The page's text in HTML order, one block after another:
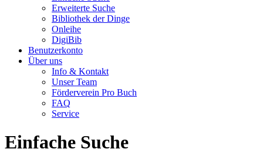
Erweiterte Suche
Bibliothek der Dinge
Onleihe
DigiBib
Benutzerkonto
Über uns
Info & Kontakt
Unser Team
Förderverein Pro Buch
FAQ
Service
Einfache Suche